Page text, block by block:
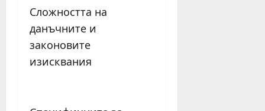
Сложността на
данъчните и
законовите
изисквания